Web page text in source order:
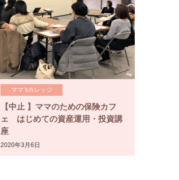
ママ’sカレッジ
【中止 】ママのための保険カフ
ェ はじめての資産運用・投資講
座
2020年3月6日